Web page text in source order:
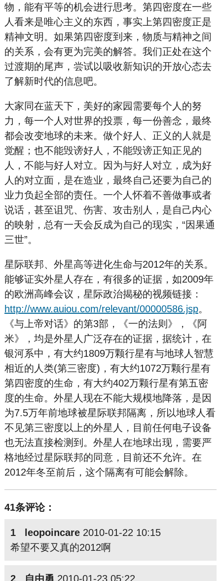
物，能有平等的机会进行思考。第四密度在一些
人看来是唯心主义的东西，事实上第四密度正是
精神文明。如果第四密度到来，物质与精神之间
的关系，会有更为完美的解答。我们正处在这个
过渡期的尾声，尝试以吸收新知识的开放心态去
了解新时代的信息吧。
大家同在蓝天下，美好的家园需要每个人的努
力，每一个人对世界的投票，每一份善念，最终
都会改变地球的未来。做个好人、正义的人就是
觉醒；也不能毁谤好人，不能毁谤正知正见的
人，不能与好人对立。因为与好人对立，成为好
人的对立面，是在造业，最终自己还要为自己的
业力负起全部的责任。一个人怀着不善做事或者
说话，甚至诅咒、伤害、攻击别人，是自己内心
的映射，总有一天会反成为自己的现实，“因果通
三世”。
星际联邦、外星高等进化生命与2012年的关系。
能够证实外星人存在，有很多的证据，如2009年
的欧洲高峰会议，星际政治揭秘的视频链接：
http://www.auiou.com/relevant/00000586.jsp。
《与上帝对话》的第3部，《一的法则》，《阿
米》，均是外星人广泛存在的证据，据统计，在
银河系中，有大约1809万颗行星有与地球人智慧
相近的人类(第三密度)，有大约1072万颗行星有
第四密度的生命，有大约402万颗行星有第五密
度的生命。外星人现在不能大规模地降落，是因
为7.5万年前地球被星际联邦隔离，所以地球人看
不见第三密度以上的外星人，目前任何电子设备
也无法直接检测到。外星人在地球出现，需要严
格地经过星际联邦的同意，目前还不允许。在
2012年冬至前后，这个隔离有可能会解除。
41条评论：
1 leopoincare2010-01-22 10:15
希望不要又真的2012啊
2 自由勇 2010-01-23 05:22